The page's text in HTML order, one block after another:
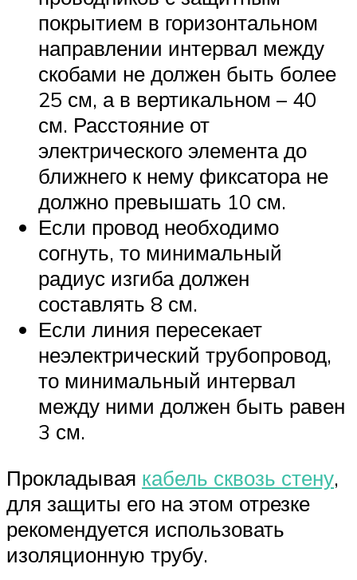
покрытием в горизонтальном
направлении интервал между
скобами не должен быть более
25 см, а в вертикальном – 40
см. Расстояние от
электрического элемента до
ближнего к нему фиксатора не
должно превышать 10 см.
Если провод необходимо
согнуть, то минимальный
радиус изгиба должен
составлять 8 см.
Если линия пересекает
неэлектрический трубопровод,
то минимальный интервал
между ними должен быть равен
3 см.
Прокладывая кабель сквозь стену,
для защиты его на этом отрезке
рекомендуется использовать
изоляционную трубу.